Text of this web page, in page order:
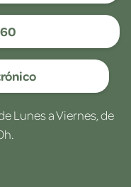
Lunes a Viernes, de